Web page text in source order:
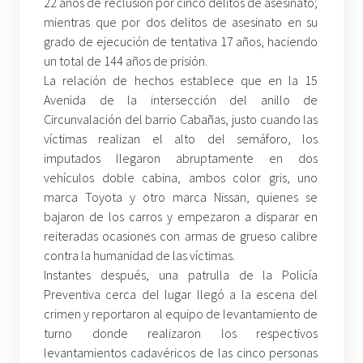
mientras que por dos delitos de asesinato en su
grado de ejecución de tentativa 17 años, haciendo
un total de 144 años de prisión.
La relación de hechos establece que en la 15
Avenida de la intersección del anillo de
Circunvalación del barrio Cabañas, justo cuando las
víctimas realizan el alto del semáforo, los
imputados llegaron abruptamente en dos
vehículos doble cabina, ambos color gris, uno
marca Toyota y otro marca Nissan, quienes se
bajaron de los carros y empezaron a disparar en
reiteradas ocasiones con armas de grueso calibre
contra la humanidad de las víctimas.
Instantes después, una patrulla de la Policía
Preventiva cerca del lugar llegó a la escena del
crimen y reportaron al equipo de levantamiento de
turno donde realizaron los respectivos
levantamientos cadavéricos de las cinco personas